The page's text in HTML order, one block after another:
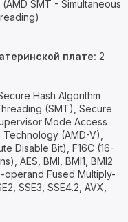
SMT - Simultaneous
плате: 2
Hash Algorithm
(SMT), Secure
Mode Access
(AMD-V),
Disable Bit), F16C (16-
AES, BMI, BMI1, BMI2
operand Fused Multiply-
SSE3, SSE4.2, AVX,